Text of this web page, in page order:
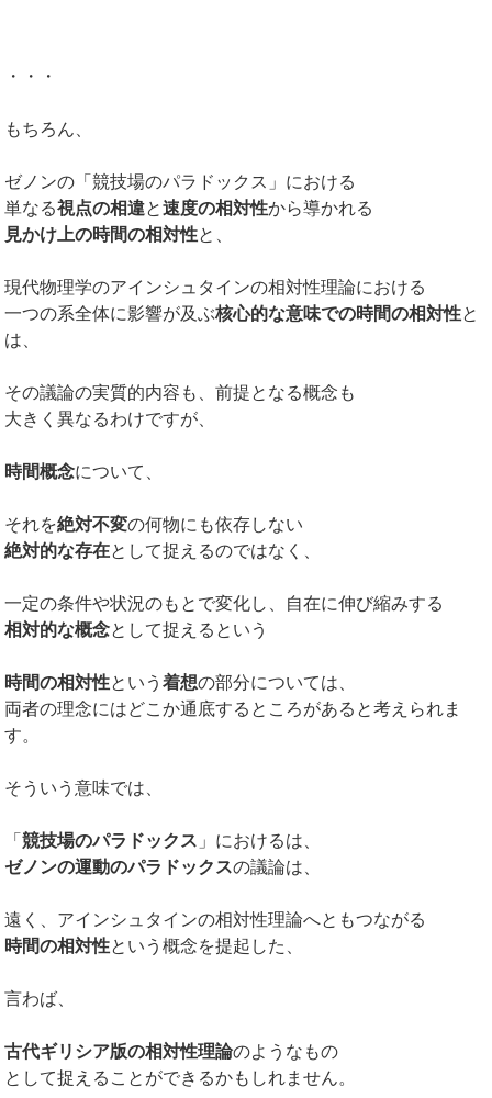
・・・
もちろん、
ゼノンの「競技場のパラドックス」における
単なる視点の相違と速度の相対性から導かれる
見かけ上の時間の相対性と、
現代物理学のアインシュタインの相対性理論における
一つの系全体に影響が及ぶ核心的な意味での時間の相対性と
は、
その議論の実質的内容も、前提となる概念も
大きく異なるわけですが、
時間概念について、
それを絶対不変の何物にも依存しない
絶対的な存在として捉えるのではなく、
一定の条件や状況のもとで変化し、自在に伸び縮みする
相対的な概念として捉えるという
時間の相対性という着想の部分については、
両者の理念にはどこか通底するところがあると考えられま
す。
そういう意味では、
「競技場のパラドックス 」におけるは、
ゼノンの運動のパラドックスの議論は、
遠く、アインシュタインの相対性理論へともつながる
時間の相対性という概念を提起した、
言わば、
古代ギリシア版の相対性理論のようなもの
として捉えることができるかもしれません。